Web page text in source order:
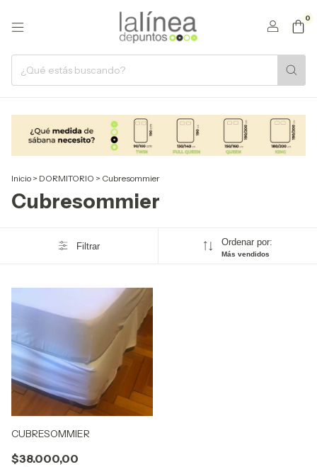
0
Inicio > DORMITORIO > Cubresommier
Cubresommier
Filtrar Ordenar por:
Más vendidos
CUBRESOMMIER
$38.000,00